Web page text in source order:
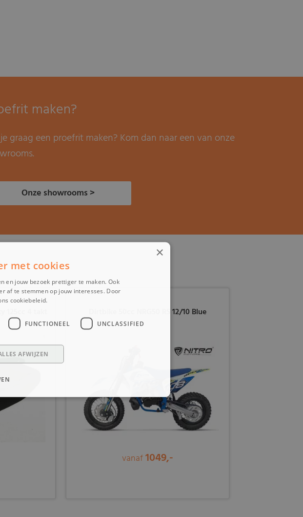
maken?
graag een proefrit maken? Kom dan naar een van onze
Onze showrooms >
Dirtbike 50cc NRG50 RS 12/10 Blue
vanaf1049,-
×
met cookies
en jouw bezoek prettiger te maken. Ook
af te stemmen op jouw interesses. Door
cookiebeleid.
FUNCTIONEEL UNCLASSIFIED
AFWIJZEN